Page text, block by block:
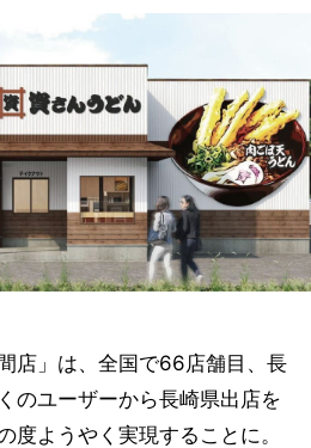
店」は、全国で66店舗目、長
のユーザーから長崎県出店を
度ようやく実現することに。